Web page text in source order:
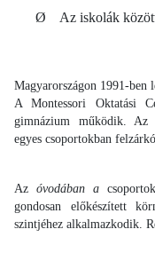
Ø Az iskolák
Magyarországon 1991-ben
A Montessori Oktatási
gimnázium működik. Az
egyes csoportokban
Az óvodában a
gondosan előkészített
szintjéhez alkalmazkodik.